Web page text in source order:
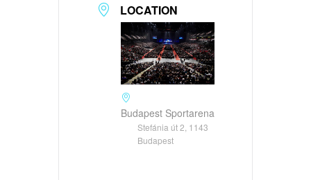
LOCATION
Budapest Sportarena
Stefánia út 2, 1143
Budapest